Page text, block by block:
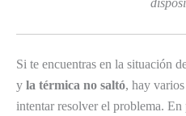
Si te encuentras en la situación
y la térmica no saltó, hay
intentar resolver el problema.